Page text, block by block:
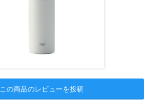
この商品のレビューを投稿